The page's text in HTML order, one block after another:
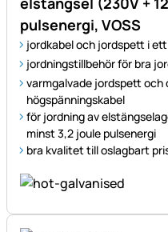
pulsenergi, VOSS
jordkabel och jordspett i
jordningstillbehör för bra
varmgalvade jordspett och
högspänningskabel
för jordning av
minst 3,2 joule pulsenergi
bra kvalitet till oslagbart